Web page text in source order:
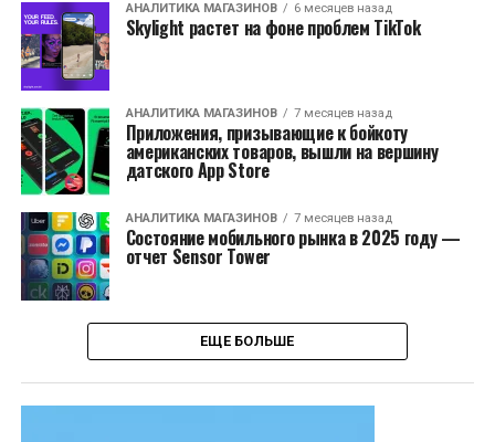
АНАЛИТИКА МАГАЗИНОВ 6 месяцев назад
Skylight растет на фоне проблем TikTok
АНАЛИТИКА МАГАЗИНОВ 7 месяцев назад
Приложения, призывающие к бойкоту
американских товаров, вышли на вершину
датского App Store
АНАЛИТИКА МАГАЗИНОВ 7 месяцев назад
Состояние мобильного рынка в 2025 году —
отчет Sensor Tower
ЕЩЕ БОЛЬШЕ